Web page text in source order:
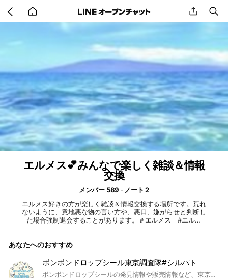
back
to
share
エルメス💕みんなで楽しく雑談＆情報
交換
メンバー 589
ノート 2
エルメス好きの方が楽しく雑談＆情報交換する場所です。荒れ
ないように、意地悪な物の言い方や、悪口、嫌がらせと判断し
た場合強制退会することがあります。＃エルメス #エルパ
あなたへのおすすめ
ボンボンドロップシール東京調査隊#シルパト
ボンボンドロップシールの発見情報や販売情報など、東京の情報をみんなで調査するオプチャです。#シルパト#ボンドロ#シル活